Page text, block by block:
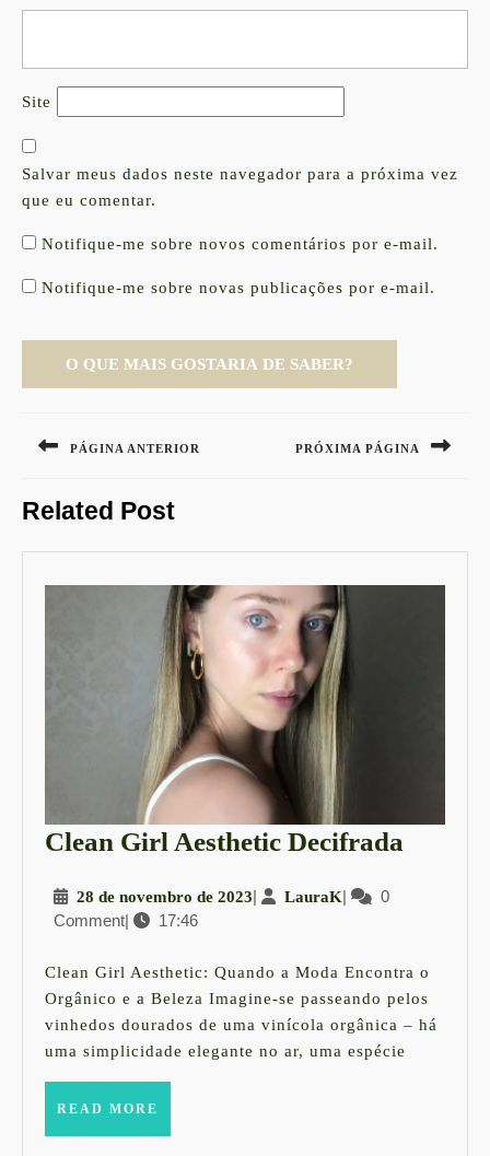
Site
Salvar meus dados neste navegador para a próxima vez
que eu comentar.
Notifique-me sobre novos comentários por e-mail.
Notifique-me sobre novas publicações por e-mail.
de
PÁGINA ANTERIOR
post:
PRÓXIMA PÁGINA
Related Post
Clean Girl Aesthetic Decifrada
28 de novembro de 202328
de
2023
| LauraKLauraK
|
0
Comment| 17:46
Clean Girl Aesthetic: Quando a Moda Encontra o
Orgânico e a Beleza Imagine-se passeando pelos
vinhedos dourados de uma vinícola orgânica – há
uma simplicidade elegante no ar, uma espécie
READ MORE